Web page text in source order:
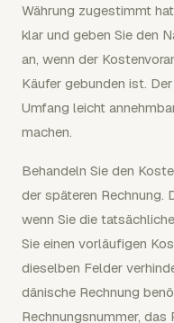
Währung zugestimmt
klar und geben Sie den
an, wenn der
Käufer gebunden ist.
Umfang leicht
machen.
Behandeln Sie den
der späteren Rechnung.
wenn Sie die
Sie einen vorläufigen
dieselben Felder
dänische Rechnung
Rechnungsnummer, das